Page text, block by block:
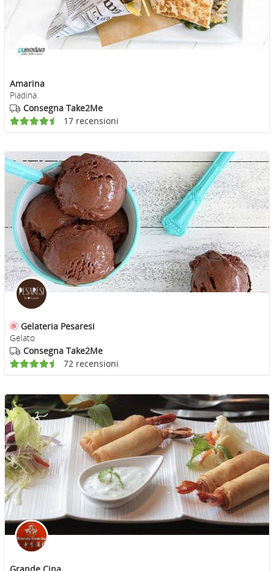
Amarina
Piadina
Consegna Take2Me
17 recensioni
Gelateria Pesaresi
Gelato
Consegna Take2Me
72 recensioni